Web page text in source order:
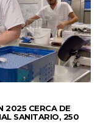
2025 CERCA DE
SANITARIO, 250